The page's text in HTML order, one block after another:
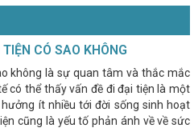
CÓ SAO KHÔNG
không là sự quan tâm và thắc mắc
có thể thấy vấn đề đi đại tiện là một
ít nhiều tới đời sống sinh hoạt
cũng là yếu tố phản ánh về về sức